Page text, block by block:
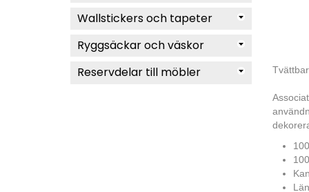
Wallstickers och tapeter
Ryggsäckar och väskor
Reservdelar till möbler